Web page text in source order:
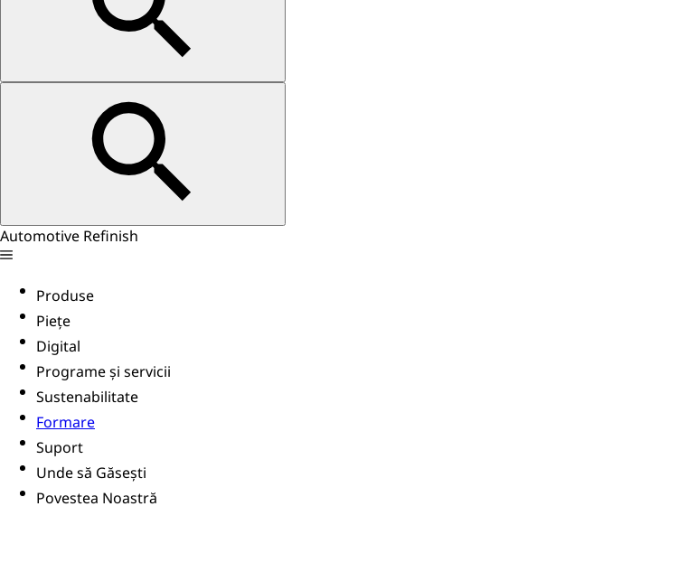
Automotive Refinish
Produse
Piețe
Digital
Programe și servicii
Sustenabilitate
Formare
Suport
Unde să Găsești
Povestea Noastră